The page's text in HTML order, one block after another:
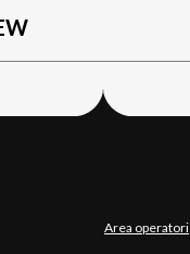
Area operatori